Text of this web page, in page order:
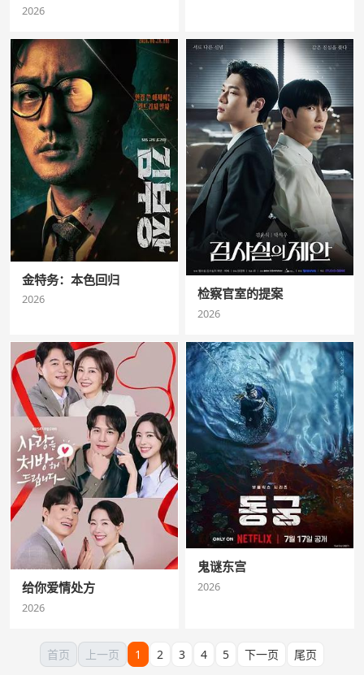
2026
金特务：本色回归
2026 检察官室的提案
2026
给你爱情处方
2026
鬼谜东宫
2026
首页 上一页 1 2 3 4 5 下一页
尾页